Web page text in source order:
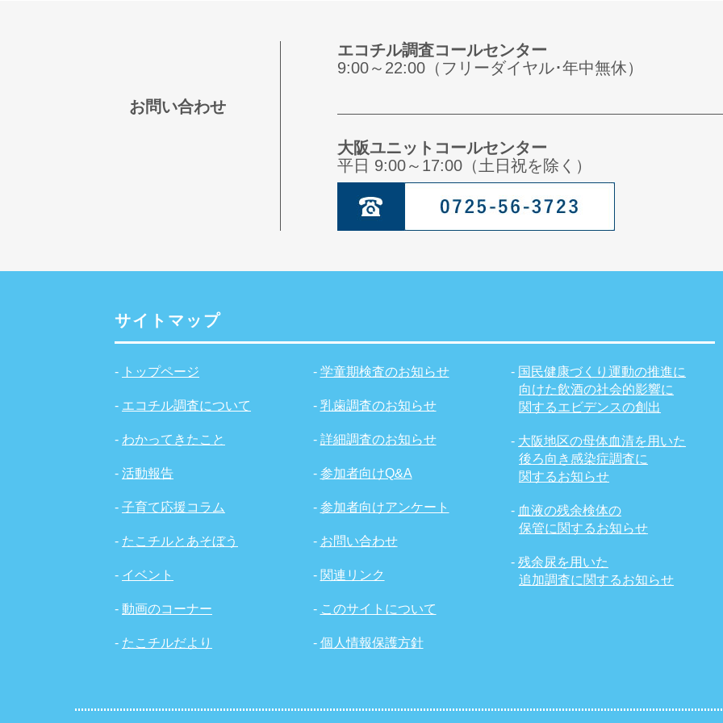
お問い合わせ
エコチル調査コールセンター
9:00～22:00（フリーダイヤル･年中無休）
大阪ユニットコールセンター
平日 9:00～17:00（土日祝を除く）
サイトマップ
- トップページ
- エコチル調査について
- わかってきたこと
- 活動報告
- 子育て応援コラム
- たこチルとあそぼう
- イベント
- 動画のコーナー
- たこチルだより
- 学童期検査のお知らせ
- 乳歯調査のお知らせ
- 詳細調査のお知らせ
- 参加者向けQ&A
- 参加者向けアンケート
- お問い合わせ
- 関連リンク
- このサイトについて
- 個人情報保護方針
- 国民健康づくり運動の推進に
向けた飲酒の社会的影響に
関するエビデンスの創出
- 大阪地区の母体血清を用いた
後ろ向き感染症調査に
関するお知らせ
- 血液の残余検体の
保管に関するお知らせ
-残余尿を用いた
追加調査に関するお知らせ